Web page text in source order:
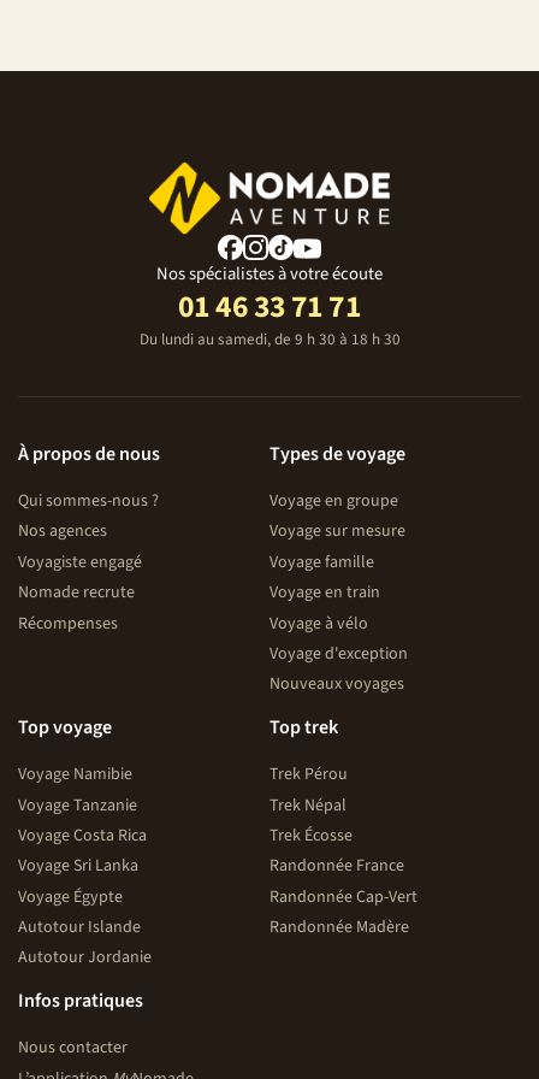
Nos spécialistes à votre écoute
01 46 33 71 71
Du lundi au samedi, de 9 h 30 à 18 h 30
À propos de nous
Qui sommes-nous ?
Nos agences
Voyagiste engagé
Nomade recrute
Récompenses
Types de voyage
Voyage en groupe
Voyage sur mesure
Voyage famille
Voyage en train
Voyage à vélo
Voyage d'exception
Nouveaux voyages
Top voyage
Voyage Namibie
Voyage Tanzanie
Voyage Costa Rica
Voyage Sri Lanka
Voyage Égypte
Autotour Islande
Autotour Jordanie
Top trek
Trek Pérou
Trek Népal
Trek Écosse
Randonnée France
Randonnée Cap-Vert
Randonnée Madère
Infos pratiques
Nous contacter